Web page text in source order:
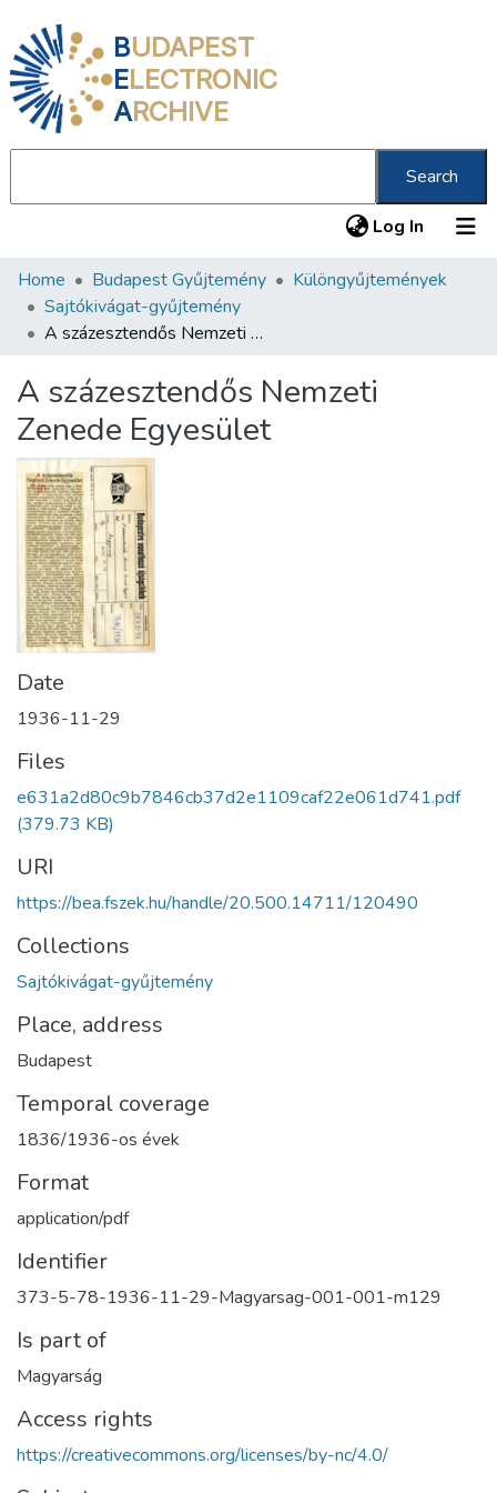
BUDAPEST
ELECTRONIC
ARCHIVE
Search
Log In (current)
Communities & Collections
All of DSpace
About us
Home Budapest Gyűjtemény
Különgyűjtemények
Sajtókivágat-gyűjtemény
A százesztendős Nemzeti Zenede Egyesület
A százesztendős Nemzeti
Zenede Egyesület
Date
1936-11-29
Files
e631a2d80c9b7846cb37d2e1109caf22e061d741.pdf
(379.73 KB)
URI
https://bea.fszek.hu/handle/20.500.14711/120490
Collections
Sajtókivágat-gyűjtemény
Place, address
Budapest
Temporal coverage
1836/1936-os évek
Format
application/pdf
Identifier
373-5-78-1936-11-29-Magyarsag-001-001-m129
Is part of
Magyarság
Access rights
https://creativecommons.org/licenses/by-nc/4.0/